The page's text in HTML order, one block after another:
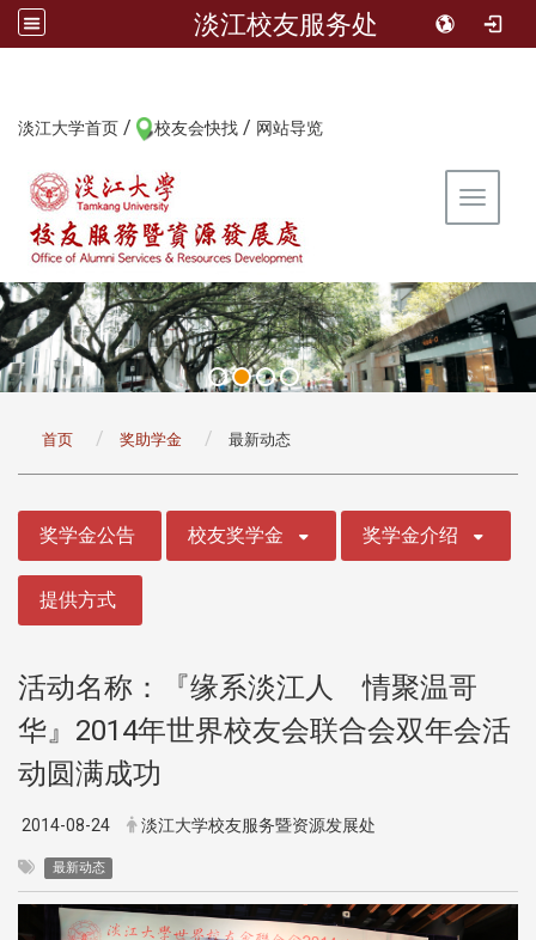
淡江校友服务处
淡江大学首页 / 校友会快找 / 网站导览
Toggle
首页 奖助学金 最新动态
奖学金公告 校友奖学金 奖学金介绍
提供方式
活动名称：『缘系淡江人 情聚温哥
华』2014年世界校友会联合会双年会活
动圆满成功
2014-08-24 淡江大学校友服务暨资源发展处
最新动态